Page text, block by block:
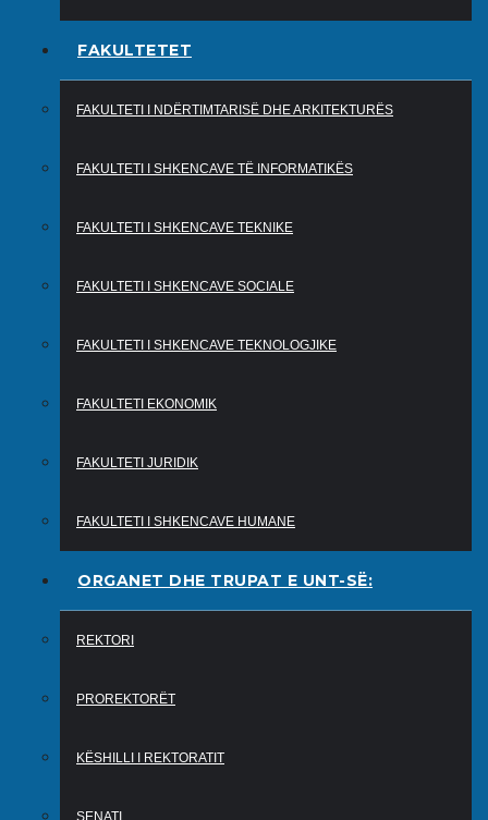
FAKULTETET
FAKULTETI I NDËRTIMTARISË DHE ARKITEKTURËS
FAKULTETI I SHKENCAVE TË INFORMATIKËS
FAKULTETI I SHKENCAVE TEKNIKE
FAKULTETI I SHKENCAVE SOCIALE
FAKULTETI I SHKENCAVE TEKNOLOGJIKE
FAKULTETI EKONOMIK
FAKULTETI JURIDIK
FAKULTETI I SHKENCAVE HUMANE
ORGANET DHE TRUPAT E UNT-SË:
REKTORI
PROREKTORËT
KËSHILLI I REKTORATIT
SENATI